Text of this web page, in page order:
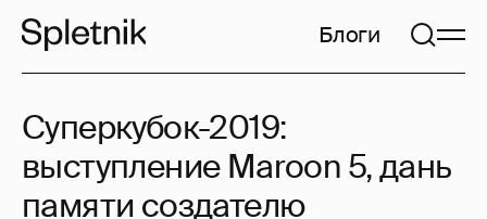
Блоги
Суперкубок-2019:
выступление Maroon 5, дань
памяти создателю